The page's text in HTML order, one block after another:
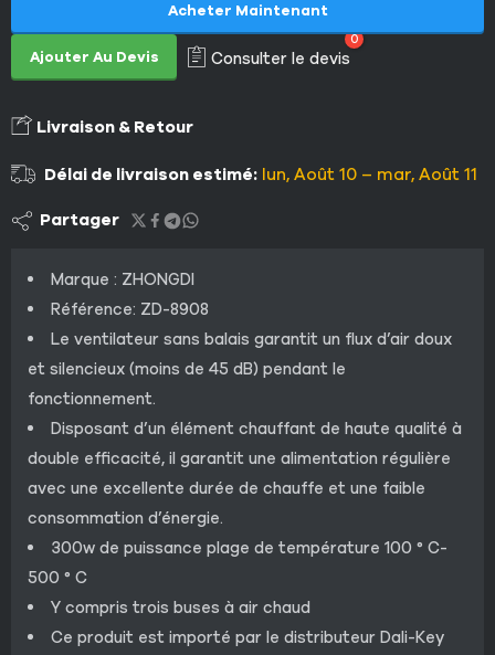
Ajouter Au Devis Consulter le devis
0
Acheter Maintenant
Livraison & Retour
Délai de livraison estimé: lun, Août 10 – mar, Août 11
Partager
Marque : ZHONGDI
Référence: ZD-8908
Le ventilateur sans balais garantit un flux d’air doux
et silencieux (moins de 45 dB) pendant le
fonctionnement.
Disposant d’un élément chauffant de haute qualité à
double efficacité, il garantit une alimentation régulière
avec une excellente durée de chauffe et une faible
consommation d’énergie.
300w de puissance plage de température 100 ° C-
500 ° C
Y compris trois buses à air chaud
Ce produit est importé par le distributeur Dali-Key